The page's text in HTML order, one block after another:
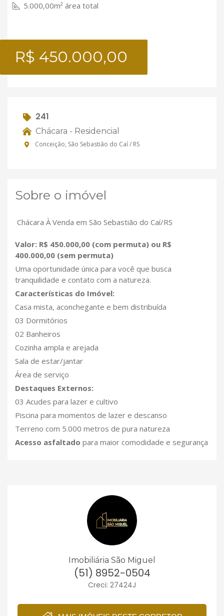
5.000,00m² área total
R$ 450.000,00
241
Chácara - Residencial
Conceição, São Sebastião do Caí / RS
Sobre o imóvel
Chácara À Venda em São Sebastião do Caí/RS
Valor: R$ 450.000,00 (com permuta) ou R$
400.000,00 (sem permuta)
Uma oportunidade única para você que busca
tranquilidade e contato com a natureza.
Características do Imóvel:
Casa mista, aconchegante e bem distribuída
03 Dormitórios
02 Banheiros
Cozinha ampla e arejada
Sala de estar/jantar
Área de serviço
Destaques Externos:
03 Acudes para lazer e cultivo
Piscina para momentos de lazer e descanso
Terreno com 5.000 metros de pura natureza
Acesso asfaltado para maior comodidade e segurança
Imobiliária São Miguel
(51) 8952-0504
Creci: 27424J